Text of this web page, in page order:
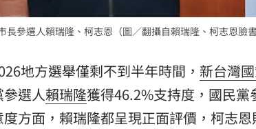
的多重宇宙」職涯論壇9/12登場！ 10:30
號召粉絲跨海追星吃美食！ 18:15
長參選人賴瑞隆、柯志恩（圖／翻攝自賴瑞隆、柯志恩臉書
地方選舉僅剩不到半年時間， 新台灣
參選人賴瑞隆獲得46.2%支持度，國民黨
度方面，賴瑞隆都呈現正面評價，柯志